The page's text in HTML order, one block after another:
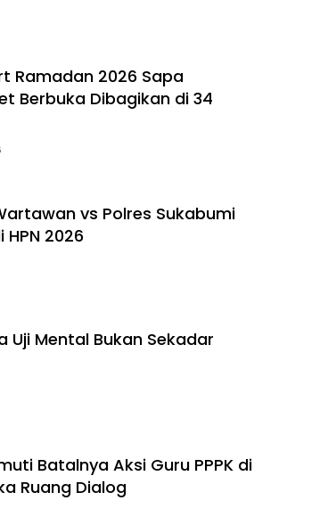
Ramadan 2026 Sapa
Berbuka Dibagikan di 34
vs Polres Sukabumi
2026
Uji Mental Bukan Sekadar
Batalnya Aksi Guru PPPK di
Ruang Dialog